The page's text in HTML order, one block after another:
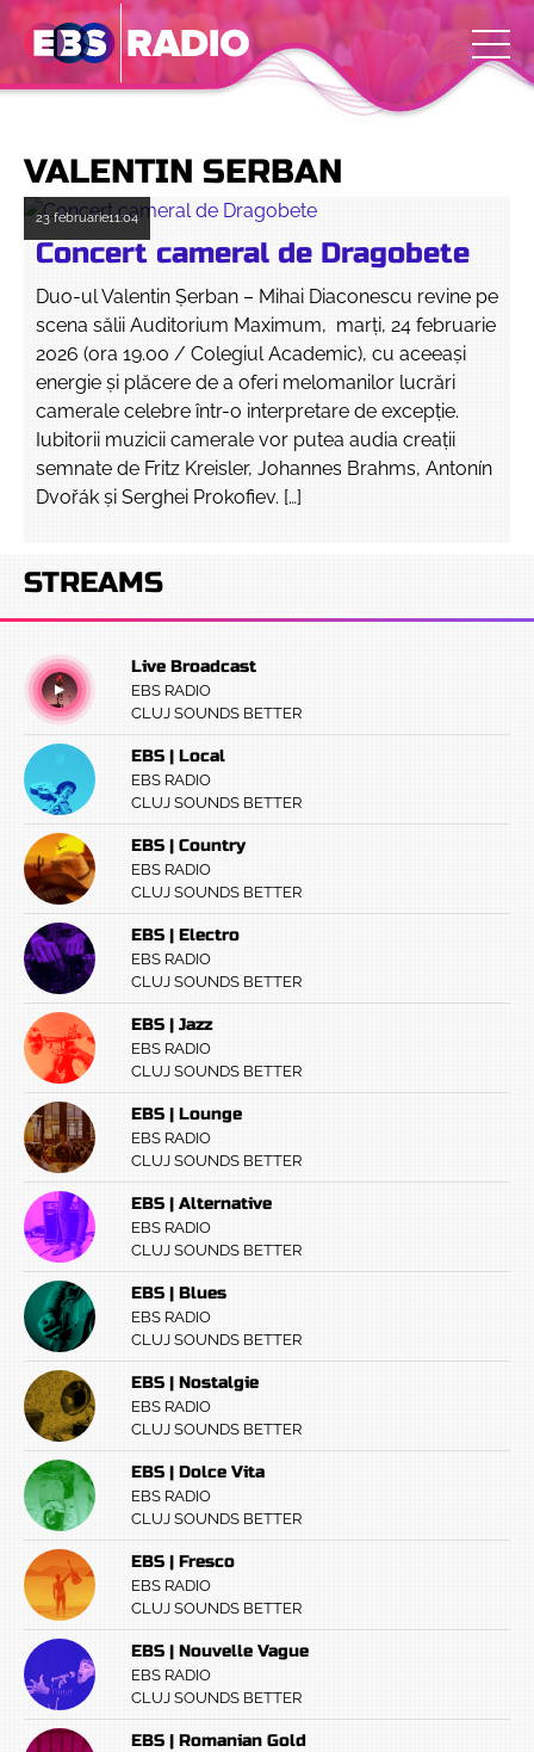
VALENTIN SERBAN
23 februarie11:04
Concert cameral de Dragobete
Duo-ul Valentin Șerban – Mihai Diaconescu revine pe
scena sălii Auditorium Maximum, marți, 24 februarie
2026 (ora 19.00 / Colegiul Academic), cu aceeași
energie și plăcere de a oferi melomanilor lucrări
camerale celebre într-o interpretare de excepție.
Iubitorii muzicii camerale vor putea audia creații
semnate de Fritz Kreisler, Johannes Brahms, Antonín
Dvořák și Serghei Prokofiev. […]
STREAMS
Live Broadcast
EBS RADIO
CLUJ SOUNDS BETTER
EBS | Local
EBS RADIO
CLUJ SOUNDS BETTER
EBS | Country
EBS RADIO
CLUJ SOUNDS BETTER
EBS | Electro
EBS RADIO
CLUJ SOUNDS BETTER
EBS | Jazz
EBS RADIO
CLUJ SOUNDS BETTER
EBS | Lounge
EBS RADIO
CLUJ SOUNDS BETTER
EBS | Alternative
EBS RADIO
CLUJ SOUNDS BETTER
EBS | Blues
EBS RADIO
CLUJ SOUNDS BETTER
EBS | Nostalgie
EBS RADIO
CLUJ SOUNDS BETTER
EBS | Dolce Vita
EBS RADIO
CLUJ SOUNDS BETTER
EBS | Fresco
EBS RADIO
CLUJ SOUNDS BETTER
EBS | Nouvelle Vague
EBS RADIO
CLUJ SOUNDS BETTER
EBS | Romanian Gold